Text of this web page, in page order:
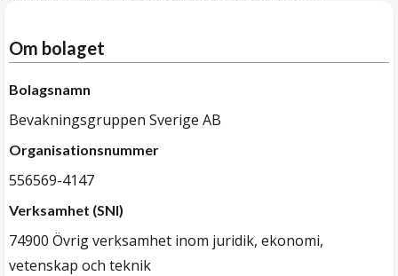
Om bolaget
Bolagsnamn
Bevakningsgruppen Sverige AB
Organisationsnummer
556569-4147
Verksamhet (SNI)
74900 Övrig verksamhet inom juridik, ekonomi,
vetenskap och teknik